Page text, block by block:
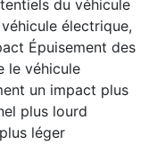
du véhicule
électrique,
Épuisement des
le véhicule
un impact plus
plus lourd
léger